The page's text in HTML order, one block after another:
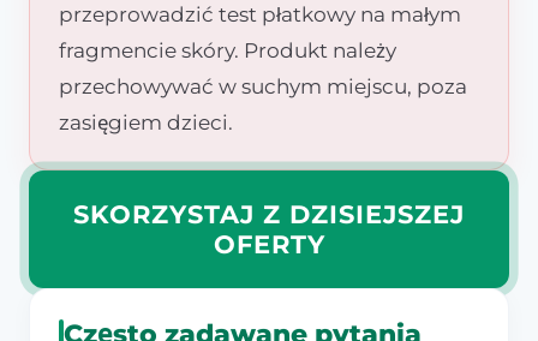
przeprowadzić test płatkowy na małym
fragmencie skóry. Produkt należy
przechowywać w suchym miejscu, poza
zasięgiem dzieci.
SKORZYSTAJ Z DZISIEJSZEJ
OFERTY
Często zadawane pytania